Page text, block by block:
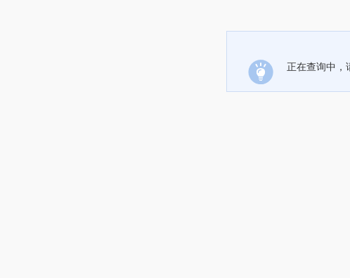
正在查询中，